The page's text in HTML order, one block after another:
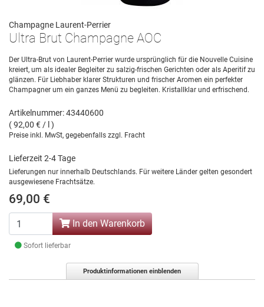
Champagne Laurent-Perrier
Ultra Brut Champagne AOC
Der Ultra-Brut von Laurent-Perrier wurde ursprünglich für die Nouvelle Cuisine
kreiert, um als idealer Begleiter zu salzig-frischen Gerichten oder als Aperitif zu
glänzen. Für Liebhaber klarer Strukturen und frischer Aromen ein perfekter
Champagner um ein ganzes Menü zu begleiten. Kristallklar und erfrischend.
Artikelnummer: 43440600
( 92,00 € / l )
Preise inkl. MwSt, gegebenfalls zzgl. Fracht
Lieferzeit 2-4 Tage
Lieferungen nur innerhalb Deutschlands. Für weitere Länder gelten gesondert
ausgewiesene Frachtsätze.
69,00 €
In den Warenkorb
Sofort lieferbar
Produktinformationen einblenden